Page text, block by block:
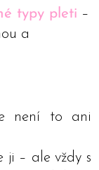
typy pleti –
a
není to ani
ji – ale vždy s